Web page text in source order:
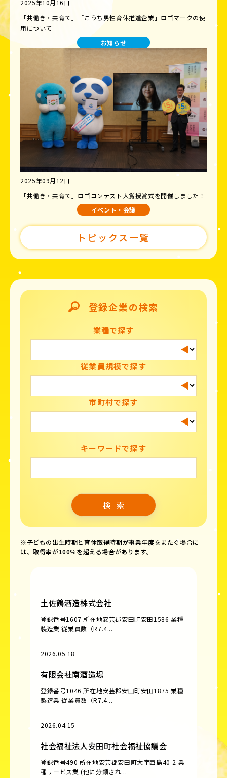
2025年10月16日
「共働き・共育て」「こうち男性育休推進企業」ロゴマークの使
用について
お知らせ
2025年09月12日
「共働き・共育て」ロゴコンテスト大賞授賞式を開催しました！
イベント・会議
トピックス一覧
登録企業の検索
業種で探す
従業員規模で探す
市町村で探す
キーワードで探す
※子どもの出生時期と育休取得時期が事業年度をまたぐ場合に
は、取得率が100％を超える場合があります。
土佐鶴酒造株式会社
登録番号1607 所在地安芸郡安田町安田1586 業種
製造業 従業員数（R7.4...
2026.05.18
有限会社南酒造場
登録番号1046 所在地安芸郡安田町安田1875 業種
製造業 従業員数（R7.4...
2026.04.15
社会福祉法人安田町社会福祉協議会
登録番号490 所在地安芸郡安田町大字西島40-2 業
種サービス業 (他に分類され...